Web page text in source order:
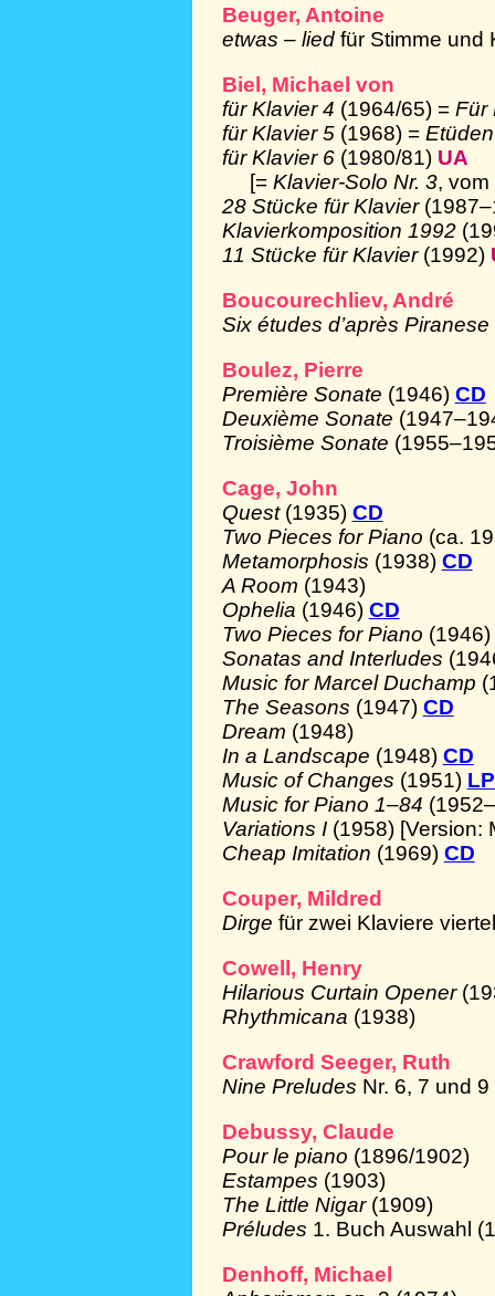
Beuger, Antoine
etwas – lied für Stimme und
Biel, Michael von
für Klavier 4 (1964/65) = Für
für Klavier 5 (1968) =
für Klavier 6 (1980/81) UA
[= Klavier-Solo Nr. 3, vom
28 Stücke für Klavier
Klavierkomposition 1992
11 Stücke für Klavier (1992)
Boucourechliev, André
Six études d’après Piranese
Boulez, Pierre
Première Sonate (1946) CD
Deuxième Sonate
Troisième Sonate
Cage, John
Quest (1935) CD
Two Pieces for Piano (ca.
Metamorphosis (1938) CD
A Room (1943)
Ophelia (1946) CD
Two Pieces for Piano (1946)
Sonatas and Interludes
Music for Marcel Duchamp
The Seasons (1947) CD
Dream (1948)
In a Landscape (1948) CD
Music of Changes (1951)
Music for Piano 1–84
Variations I (1958) [Version:
Cheap Imitation (1969) CD
Couper, Mildred
Dirge für zwei Klaviere
Cowell, Henry
Hilarious Curtain Opener
Rhythmicana (1938)
Crawford Seeger, Ruth
Nine Preludes Nr. 6, 7 und
Debussy, Claude
Pour le piano (1896/1902)
Estampes (1903)
The Little Nigar (1909)
Préludes 1. Buch Auswahl
Denhoff, Michael